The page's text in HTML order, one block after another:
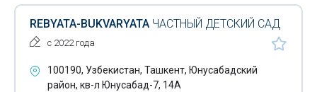
REBYATA-BUKVARYATA ЧАСТНЫЙ ДЕТСКИЙ САД
с 2022 года
100190, Узбекистан, Ташкент, Юнусабадский
район, кв-л Юнусабад-7, 14А